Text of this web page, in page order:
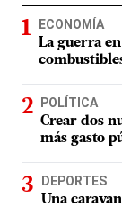
ECONOMÍA
La guerra
POLÍTICA
Crear dos
más gasto
DEPORTES
Una